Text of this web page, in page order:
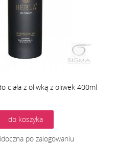
ciała z oliwką z oliwek 400ml
do koszyka
po zalogowaniu